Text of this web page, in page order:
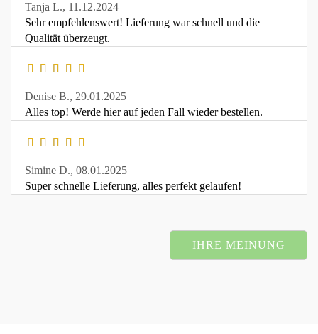
Tanja L., 11.12.2024
Sehr empfehlenswert! Lieferung war schnell und die
Qualität überzeugt.
Denise B., 29.01.2025
Alles top! Werde hier auf jeden Fall wieder bestellen.
Simine D., 08.01.2025
Super schnelle Lieferung, alles perfekt gelaufen!
IHRE MEINUNG